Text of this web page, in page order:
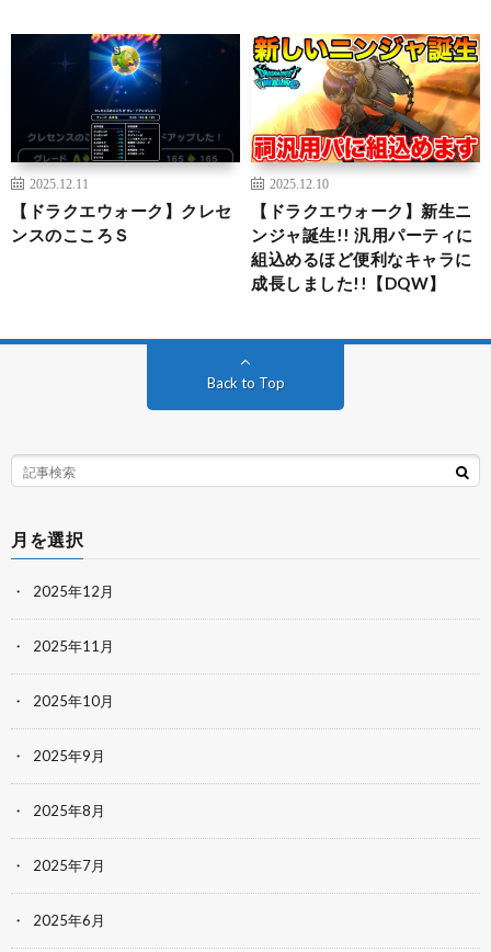
2025.12.11
【ドラクエウォーク】クレセ
ンスのこころＳ
2025.12.10
【ドラクエウォーク】新生ニ
ンジャ誕生!! 汎用パーティに
組込めるほど便利なキャラに
成長しました!!【DQW】
Back to Top
月を選択
2025年12月
2025年11月
2025年10月
2025年9月
2025年8月
2025年7月
2025年6月